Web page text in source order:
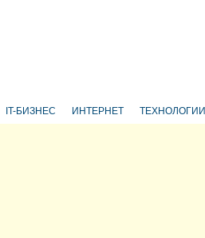
IT-БИЗНЕС ИНТЕРНЕТ ТЕХНОЛОГИИ